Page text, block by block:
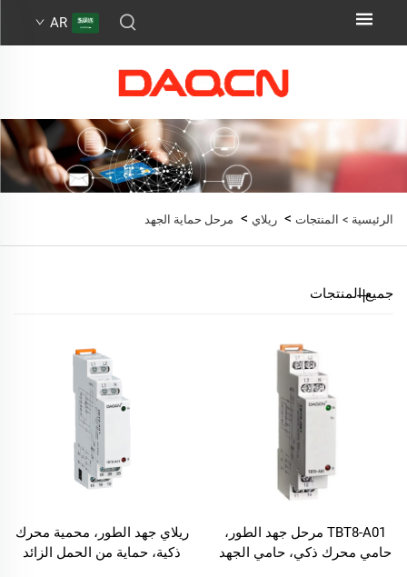
AR
الرئيسية > المنتجات > ريلاي > مرحل حماية الجهد
جميع المنتجات
TBT8-A01 مرحل جهد الطور،
حامي محرك ذكي، حامي الجهد
ريلاي جهد الطور، محمية محرك
ذكية، حماية من الحمل الزائد